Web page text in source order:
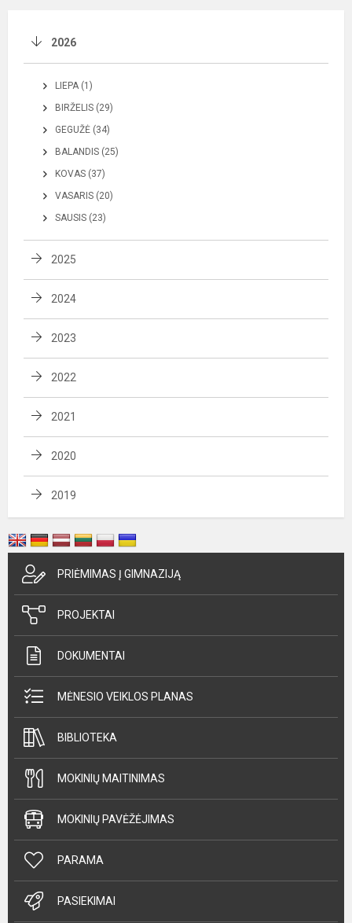
2026
LIEPA (1)
BIRŽELIS (29)
GEGUŽĖ (34)
BALANDIS (25)
KOVAS (37)
VASARIS (20)
SAUSIS (23)
2025
2024
2023
2022
2021
2020
2019
PRIĖMIMAS Į GIMNAZIJĄ
PROJEKTAI
DOKUMENTAI
MĖNESIO VEIKLOS PLANAS
BIBLIOTEKA
MOKINIŲ MAITINIMAS
MOKINIŲ PAVĖŽĖJIMAS
PARAMA
PASIEKIMAI